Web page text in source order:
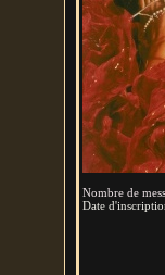
Nombre de
Date